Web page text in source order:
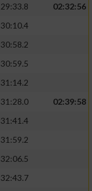
02:32:56
02:39:58